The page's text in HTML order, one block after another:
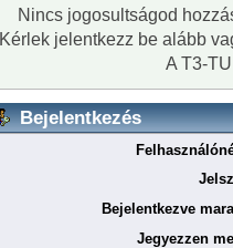
Nincs jogosultságod
Kérlek jelentkezz be alább
A T3-
Bejelentkezés
Bejelentkezve
Jegyezzen